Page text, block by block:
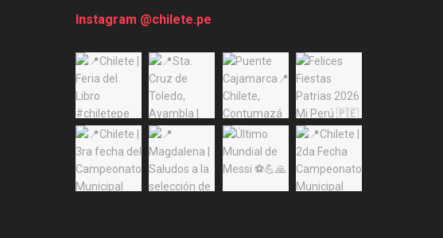
Instagram @chilete.pe